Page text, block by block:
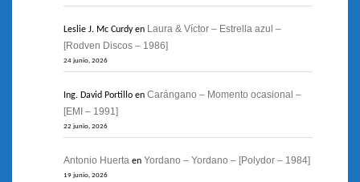
Leslie J. Mc Curdyen Laura & Víctor – Estrella azul –
[Rodven Discos – 1986]
24 junio, 2026
Ing. David Portillo en Carángano – Momento ocasional –
[EMI – 1991]
22 junio, 2026
Antonio Huerta en Yordano – Yordano – [Polydor – 1984]
19 junio, 2026